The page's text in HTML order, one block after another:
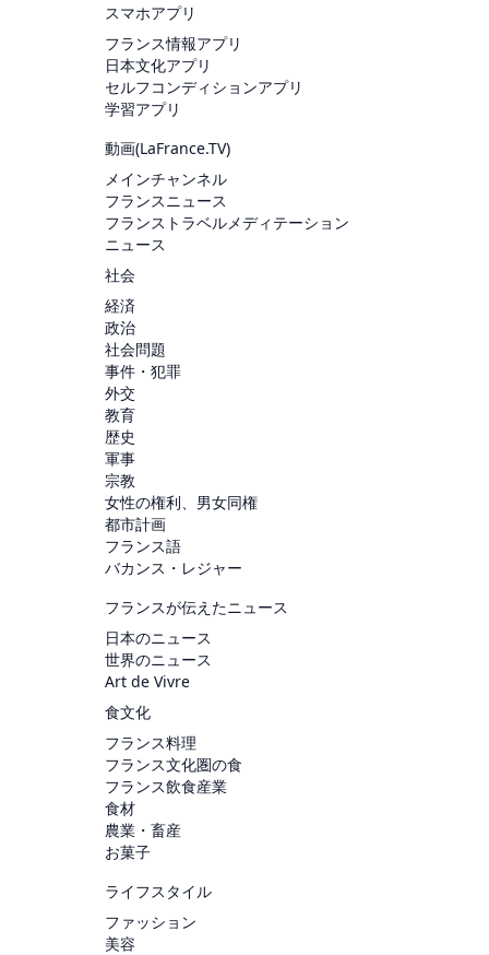
スマホアプリ
フランス情報アプリ
日本文化アプリ
セルフコンディションアプリ
学習アプリ
動画(LaFrance.TV)
メインチャンネル
フランスニュース
フランストラベルメディテーション
ニュース
社会
経済
政治
社会問題
事件・犯罪
外交
教育
歴史
軍事
宗教
女性の権利、男女同権
都市計画
フランス語
バカンス・レジャー
フランスが伝えたニュース
日本のニュース
世界のニュース
Art de Vivre
食文化
フランス料理
フランス文化圏の食
フランス飲食産業
食材
農業・畜産
お菓子
ライフスタイル
ファッション
美容